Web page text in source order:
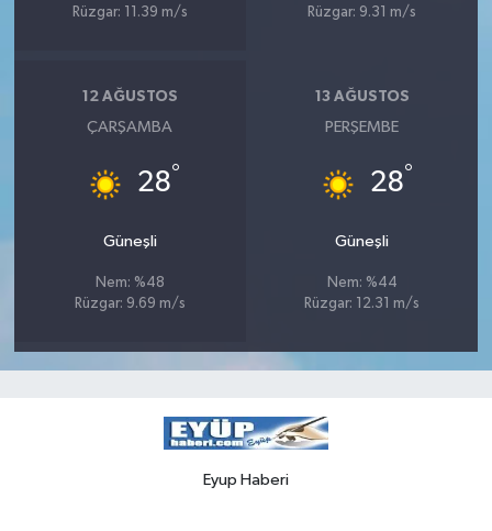
Rüzgar: 11.39 m/s
Rüzgar: 9.31 m/s
12 AĞUSTOS
ÇARŞAMBA
28°
Güneşli
Nem: %48
Rüzgar: 9.69 m/s
13 AĞUSTOS
PERŞEMBE
28°
Güneşli
Nem: %44
Rüzgar: 12.31 m/s
Eyup Haberi